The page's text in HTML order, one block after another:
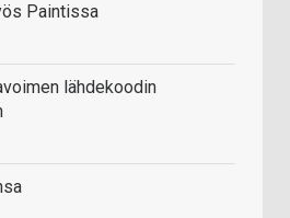
Paintissa
lähdekoodin